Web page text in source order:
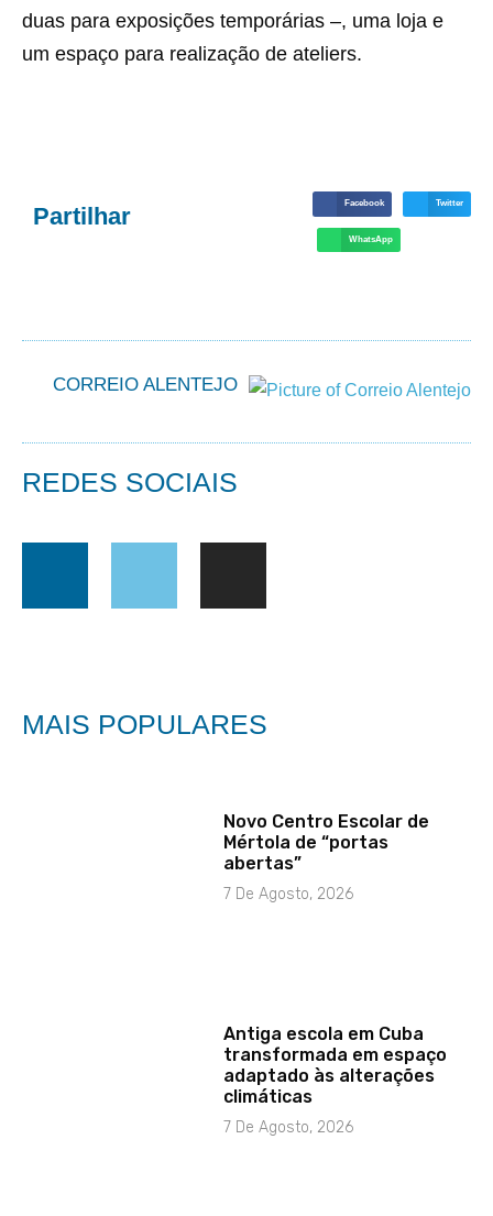
duas para exposições temporárias –, uma loja e
um espaço para realização de ateliers.
Partilhar Facebook Twitter
WhatsApp
CORREIO ALENTEJO
REDES SOCIAIS
MAIS POPULARES
Novo Centro Escolar de
Mértola de “portas
abertas”
7 De Agosto, 2026
Antiga escola em Cuba
transformada em espaço
adaptado às alterações
climáticas
7 De Agosto, 2026